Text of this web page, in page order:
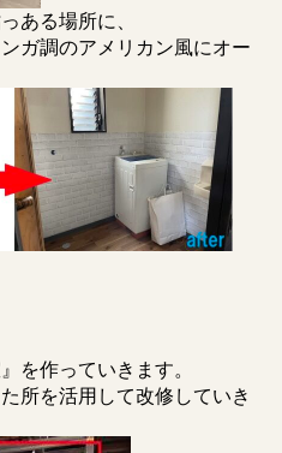
ある場所に、
ガ調のアメリカン風にオー
を作っていきます。
所を活用して改修していき